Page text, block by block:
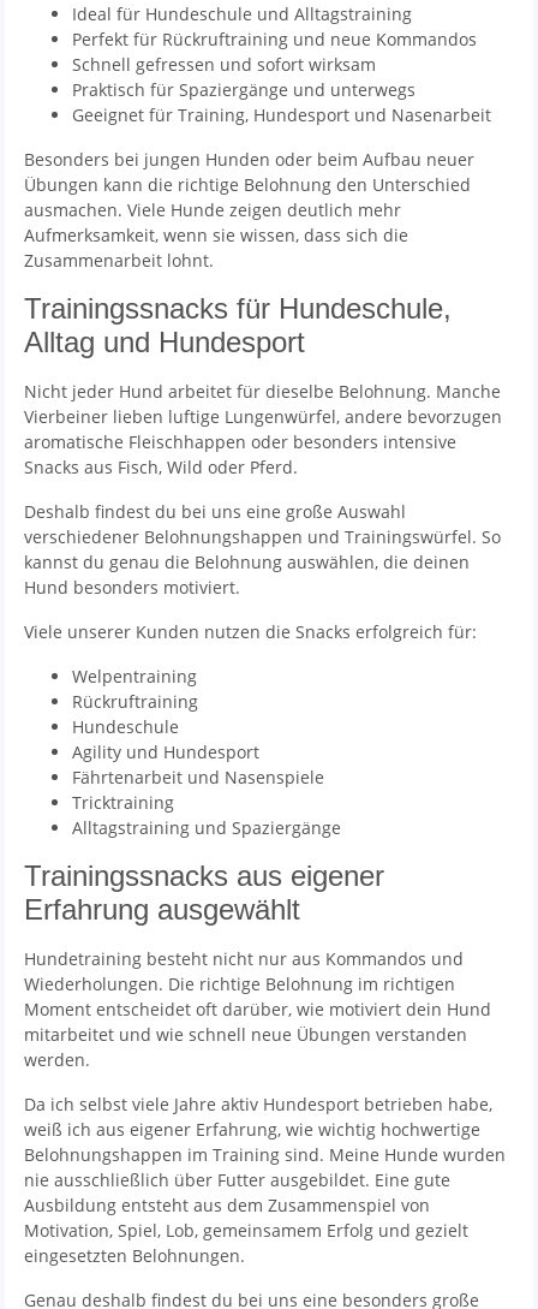
Ideal für Hundeschule und Alltagstraining
Perfekt für Rückruftraining und neue Kommandos
Schnell gefressen und sofort wirksam
Praktisch für Spaziergänge und unterwegs
Geeignet für Training, Hundesport und Nasenarbeit
Besonders bei jungen Hunden oder beim Aufbau neuer
Übungen kann die richtige Belohnung den Unterschied
ausmachen. Viele Hunde zeigen deutlich mehr
Aufmerksamkeit, wenn sie wissen, dass sich die
Zusammenarbeit lohnt.
Trainingssnacks für Hundeschule,
Alltag und Hundesport
Nicht jeder Hund arbeitet für dieselbe Belohnung. Manche
Vierbeiner lieben luftige Lungenwürfel, andere bevorzugen
aromatische Fleischhappen oder besonders intensive
Snacks aus Fisch, Wild oder Pferd.
Deshalb findest du bei uns eine große Auswahl
verschiedener Belohnungshappen und Trainingswürfel. So
kannst du genau die Belohnung auswählen, die deinen
Hund besonders motiviert.
Viele unserer Kunden nutzen die Snacks erfolgreich für:
Welpentraining
Rückruftraining
Hundeschule
Agility und Hundesport
Fährtenarbeit und Nasenspiele
Tricktraining
Alltagstraining und Spaziergänge
Trainingssnacks aus eigener
Erfahrung ausgewählt
Hundetraining besteht nicht nur aus Kommandos und
Wiederholungen. Die richtige Belohnung im richtigen
Moment entscheidet oft darüber, wie motiviert dein Hund
mitarbeitet und wie schnell neue Übungen verstanden
werden.
Da ich selbst viele Jahre aktiv Hundesport betrieben habe,
weiß ich aus eigener Erfahrung, wie wichtig hochwertige
Belohnungshappen im Training sind. Meine Hunde wurden
nie ausschließlich über Futter ausgebildet. Eine gute
Ausbildung entsteht aus dem Zusammenspiel von
Motivation, Spiel, Lob, gemeinsamem Erfolg und gezielt
eingesetzten Belohnungen.
Genau deshalb findest du bei uns eine besonders große